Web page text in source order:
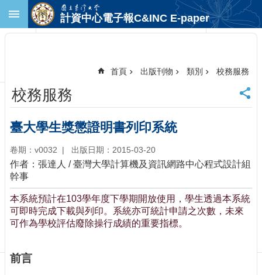
跳到主要內容區塊
首
頁
臺
大
首
頁
計
中
首
頁
聯
資
訊
計資中心電子報C&INC E-paper
首頁 出版刊物 類別 校務服務
校務服務
臺大學生獎懲證明書列印系統
卷期：v0032 出版日期：2015-03-20
作者：張達人 / 臺灣大學計算機及資訊網路中心程式設計組
幹事
本系統預計在103學年度下學期開放使用，學生透過本系統
可即時完成下載與列印。系統亦可統計申請之次數，未來
可作為學校評估廢除操行成績的重要指標。
前言